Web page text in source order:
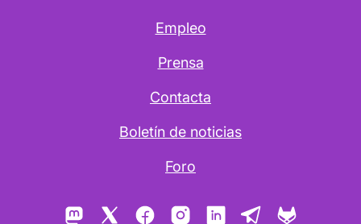
Empleo
Prensa
Contacta
Boletín de noticias
Foro
Mastodon FacebookInstagramLinkedInTelegram